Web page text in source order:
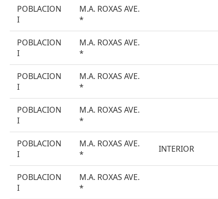
POBLACION
I
M.A. ROXAS AVE.
*
POBLACION
I
M.A. ROXAS AVE.
*
POBLACION
I
M.A. ROXAS AVE.
*
POBLACION
I
M.A. ROXAS AVE.
*
POBLACION
I
M.A. ROXAS AVE.
*
INTERIOR
POBLACION
I
M.A. ROXAS AVE.
*